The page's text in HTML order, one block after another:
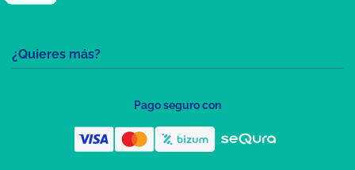
¿Quieres más?
Pago seguro con